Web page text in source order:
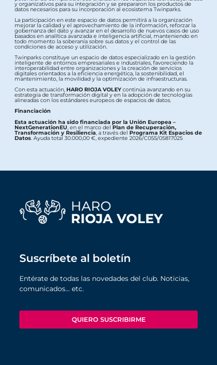
y organizativos para su integración y se prepararon los productos de
datos necesarios para su incorporación al ecosistema Twinparks.
La participación en este espacio de datos permitirá a la organización
mejorar la calidad y el aprovechamiento de la información, reforzar la
gobernanza del dato y avanzar en el desarrollo de nuevos casos de uso
basados en analítica avanzada e inteligencia artificial, manteniendo en
todo momento la soberanía sobre sus datos y el control de las
condiciones de acceso y utilización.
Twinparks constituye un espacio de datos especializado en la gestión
inteligente de entornos empresariales e industriales, favoreciendo la
interoperabilidad entre organizaciones y la creación de servicios
digitales orientados a la eficiencia energética, la sostenibilidad, el
mantenimiento, la movilidad y la optimización de infraestructuras.
Con esta actuación, HARO RIOJA VOLEYcontinúa avanzando en su
estrategia de transformación digital y en la adopción de tecnologías
alineadas con los estándares europeos de espacios de datos.
Financiación
Esta actuación ha sido financiada por la Unión Europea –
NextGenerationEU , en el marco delPlan de Recuperación,
Transformación y Resiliencia , a través del Programa Kit Espacios de
Datos . Ayuda total 30.000,00 €, expediente 2026/C055/05817025
Suscríbete al boletín
Entérate de todas las novedades del club. Noticias,
comunicados… etc.
QUIERO SUSCRIBIRME